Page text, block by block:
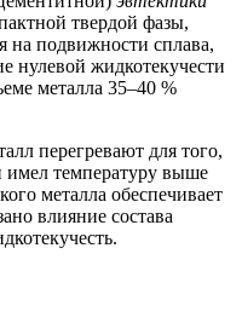
твердой фазы,
на подвижности сплава,
нулевой жидкотекучести
металла 35–40 %
перегревают для того,
имел температуру выше
металла обеспечивает
влияние состава